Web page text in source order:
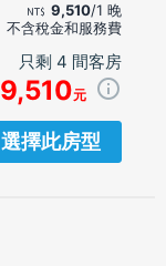
9,510/1 晚
不含稅金和服務費
只剩 4 間客房
9,510元
選擇此房型